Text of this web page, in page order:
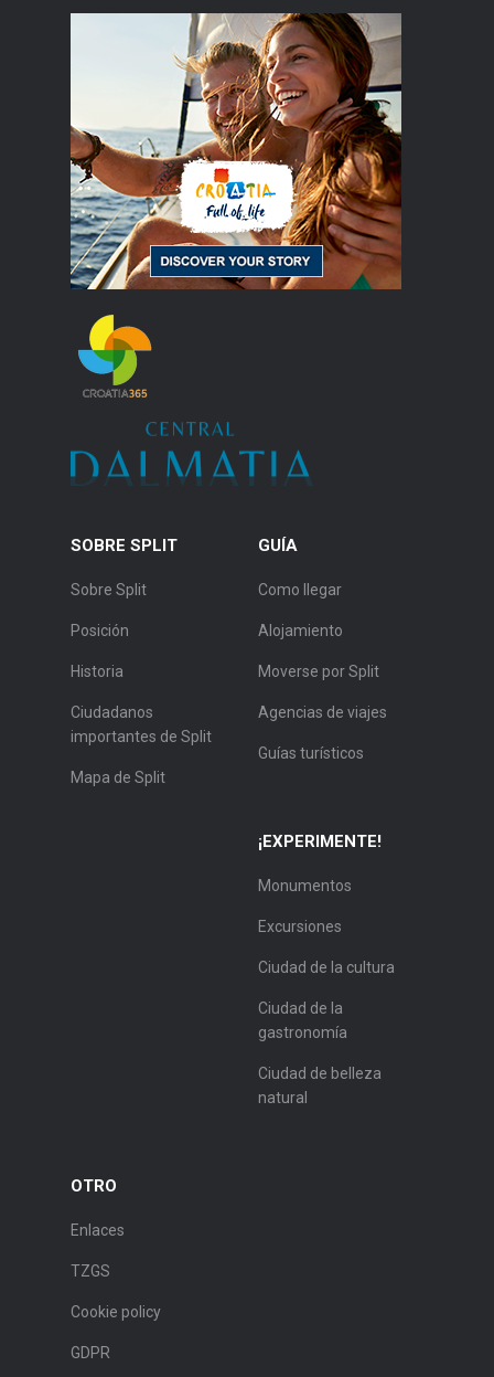
SOBRE SPLIT
Sobre Split
Posición
Historia
Ciudadanos
importantes de Split
Mapa de Split
GUÍA
Como llegar
Alojamiento
Moverse por Split
Agencias de viajes
Guías turísticos
¡EXPERIMENTE!
Monumentos
Excursiones
Ciudad de la cultura
Ciudad de la
gastronomía
Ciudad de belleza
natural
OTRO
Enlaces
TZGS
Cookie policy
GDPR